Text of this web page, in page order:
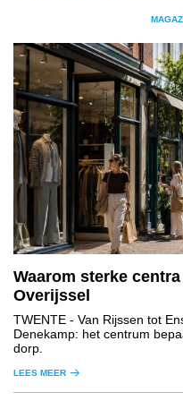
Waarom sterke
Overijssel
TWENTE - Van Rijssen tot
Denekamp: het centrum
dorp.
LEES MEER